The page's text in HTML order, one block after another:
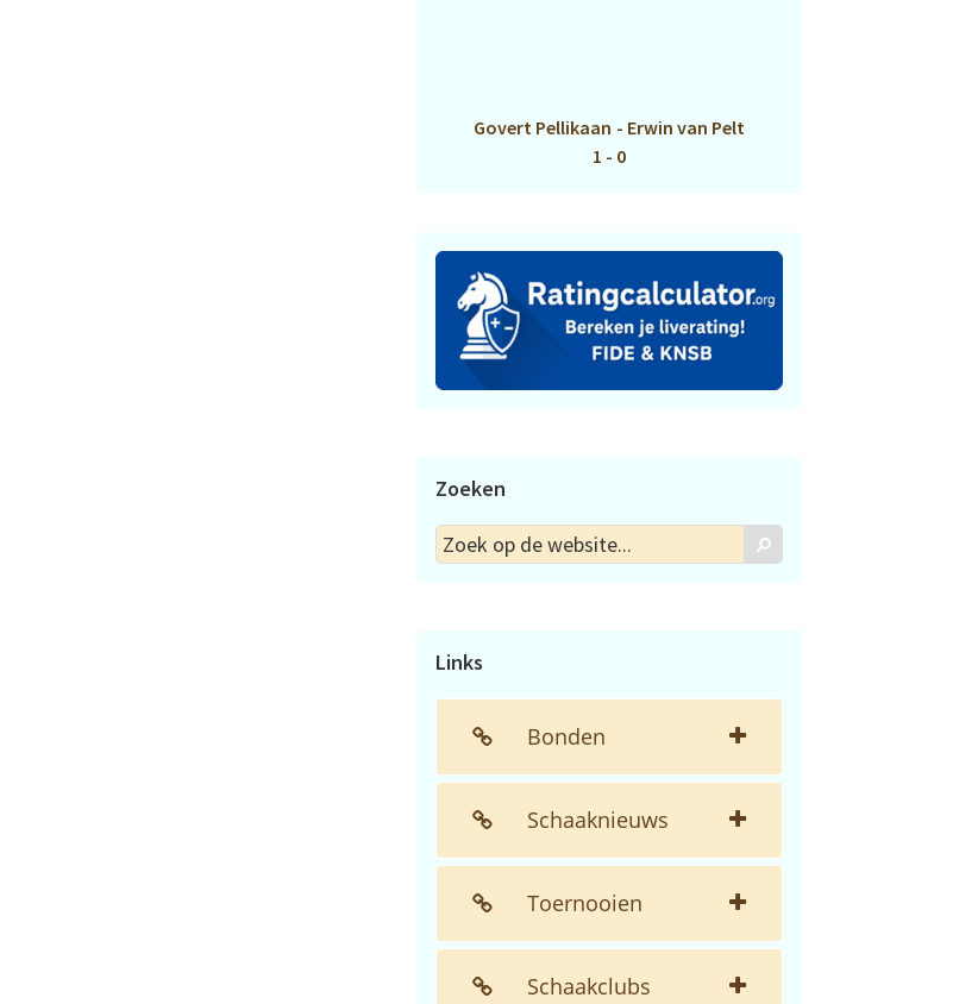
Govert Pellikaan - Erwin van Pelt
1 - 0
Zoeken
Zoek
op
Zoek
Links
Bonden
Schaaknieuws
Toernooien
Schaakclubs